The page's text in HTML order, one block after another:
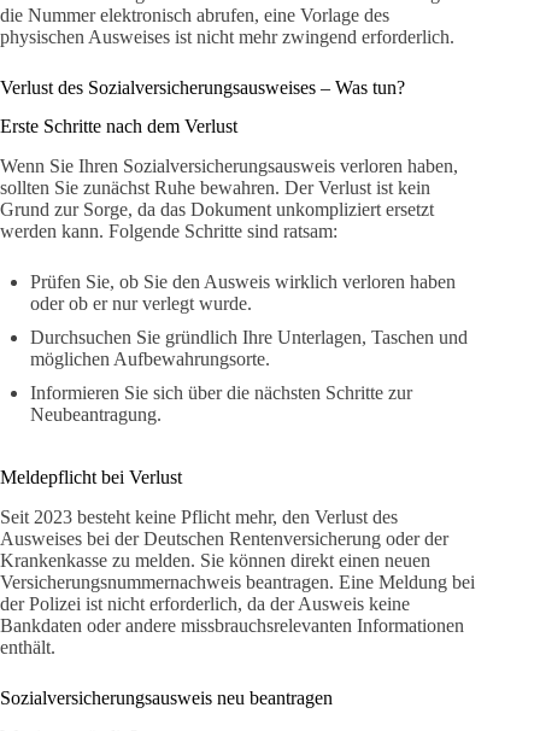
die Nummer elektronisch abrufen, eine Vorlage des
physischen Ausweises ist nicht mehr zwingend erforderlich.
Verlust des Sozialversicherungsausweises – Was tun?
Erste Schritte nach dem Verlust
Wenn Sie Ihren Sozialversicherungsausweis verloren haben,
sollten Sie zunächst Ruhe bewahren. Der Verlust ist kein
Grund zur Sorge, da das Dokument unkompliziert ersetzt
werden kann. Folgende Schritte sind ratsam:
Prüfen Sie, ob Sie den Ausweis wirklich verloren haben
oder ob er nur verlegt wurde.
Durchsuchen Sie gründlich Ihre Unterlagen, Taschen und
möglichen Aufbewahrungsorte.
Informieren Sie sich über die nächsten Schritte zur
Neubeantragung.
Meldepflicht bei Verlust
Seit 2023 besteht keine Pflicht mehr, den Verlust des
Ausweises bei der Deutschen Rentenversicherung oder der
Krankenkasse zu melden. Sie können direkt einen neuen
Versicherungsnummernachweis beantragen. Eine Meldung bei
der Polizei ist nicht erforderlich, da der Ausweis keine
Bankdaten oder andere missbrauchsrelevanten Informationen
enthält.
Sozialversicherungsausweis neu beantragen